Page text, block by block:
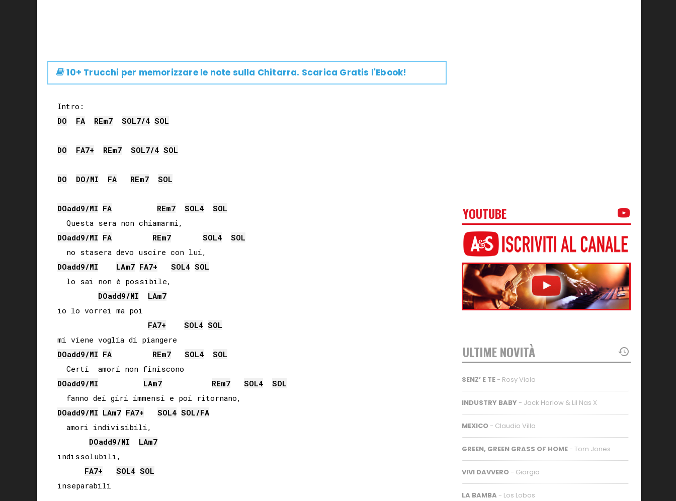
10+ Trucchi per memorizzare le note sulla Chitarra. Scarica Gratis l'Ebook!
DO
FA REm7 SOL7/4 SOL
DO FA7+ REm7 SOL7/4 SOL
DO DO/MI FA REm7 SOL
DOadd9/MI FA REm7 SOL4
SOL
DOadd9/MI FA REm7 SOL4
SOL
DOadd9/MI LAm7 FA7+ SOL4 SOL
  lo sai non è possibile,
DOadd9/MI LAm7
io lo vorrei ma poi
FA7+ SOL4 SOL
DOadd9/MI FA REm7 SOL4
SOL
DOadd9/MI LAm7 REm7 SOL4
SOL
DOadd9/MI LAm7 FA7+ SOL4 SOL/FA
  amori indivisibili,
DOadd9/MI LAm7
indissolubili,
FA7+ SOL4 SOL
inseparabili
YOUTUBE
ULTIME NOVITÀ
SENZ’ E TE - Rosy Viola
INDUSTRY BABY - Jack Harlow & Lil Nas X
MEXICO - Claudio Villa
GREEN, GREEN GRASS OF HOME - Tom Jones
VIVI DAVVERO - Giorgia
LA BAMBA - Los Lobos